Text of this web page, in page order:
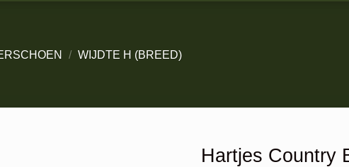
/ WIJDTE H (BREED)
Hartjes Country